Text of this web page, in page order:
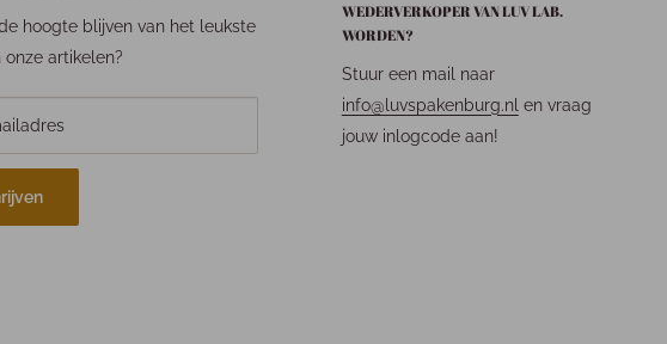
hoogte blijven van het leukste
onze artikelen?
WEDERVERKOPER VAN LUV LAB.
WORDEN?
Stuur een mail naar
info@luvspakenburg.nlen vraag
jouw inlogcode aan!